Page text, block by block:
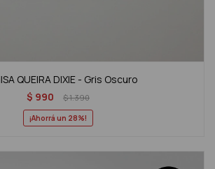
QUEIRA DIXIE - Gris Oscuro
$ 990 $1.390
28